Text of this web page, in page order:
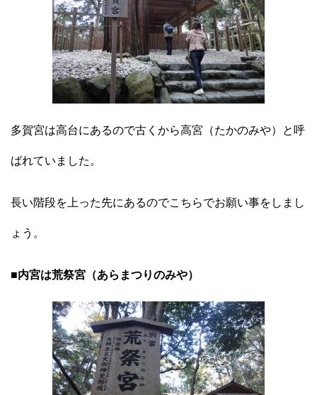
多賀宮は高台にあるので古くから高宮（たかのみや）と呼
ばれていました。
長い階段を上った先にあるのでこちらでお願い事をしまし
ょう。
■内宮は荒祭宮（あらまつりのみや）